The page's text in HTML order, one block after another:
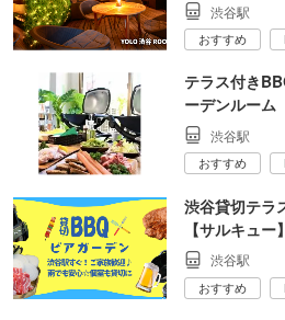
渋谷駅
おすすめ
テラス付き
ーデンルーム
渋谷駅
おすすめ
渋谷貸切テラ
【サルキュー】
渋谷駅
おすすめ